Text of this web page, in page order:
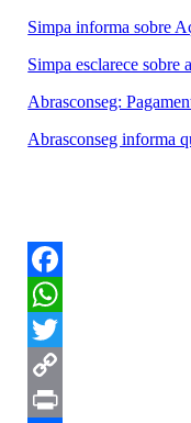
Simpa informa sobre
Simpa esclarece sobre
Abrasconseg:
Abrasconseg informa
Facebook
WhatsApp
Twitter
Copy